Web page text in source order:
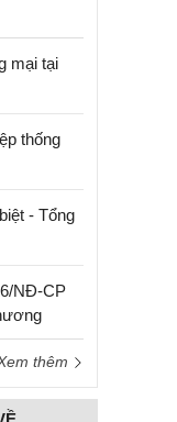
mại tại
thống
- Tổng
NĐ-CP
thêm